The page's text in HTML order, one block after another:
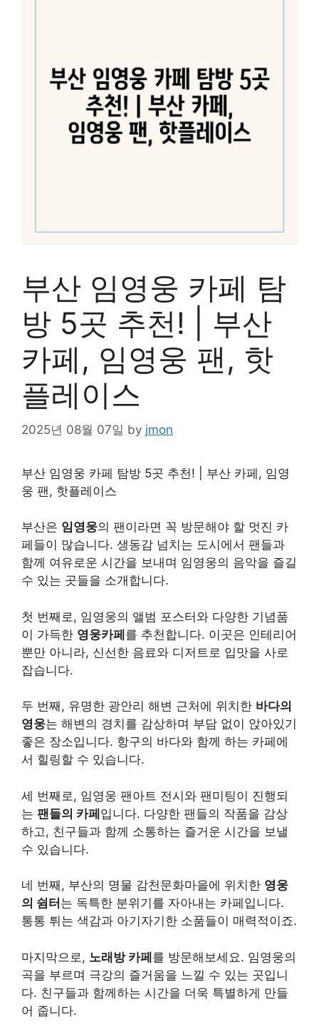
부산 임영웅 카페 탐
방 5곳 추천! | 부산
카페, 임영웅 팬, 핫
플레이스
2025년 08월 07일 by jmon
부산 임영웅 카페 탐방 5곳 추천! | 부산 카페, 임영
웅 팬, 핫플레이스
부산은 임영웅의 팬이라면 꼭 방문해야 할 멋진 카
페들이 많습니다. 생동감 넘치는 도시에서 팬들과
함께 여유로운 시간을 보내며 임영웅의 음악을 즐길
수 있는 곳들을 소개합니다.
첫 번째로, 임영웅의 앨범 포스터와 다양한 기념품
이 가득한 영웅카페를 추천합니다. 이곳은 인테리어
뿐만 아니라, 신선한 음료와 디저트로 입맛을 사로
잡습니다.
두 번째, 유명한 광안리 해변 근처에 위치한 바다의
영웅는 해변의 경치를 감상하며 부담 없이 앉아있기
좋은 장소입니다. 항구의 바다와 함께 하는 카페에
서 힐링할 수 있습니다.
세 번째로, 임영웅 팬아트 전시와 팬미팅이 진행되
는 팬들의 카페입니다. 다양한 팬들의 작품을 감상
하고, 친구들과 함께 소통하는 즐거운 시간을 보낼
수 있습니다.
네 번째, 부산의 명물 감천문화마을에 위치한 영웅
의 쉼터 는 독특한 분위기를 자아내는 카페입니다.
통통 튀는 색감과 아기자기한 소품들이 매력적이죠.
마지막으로, 노래방 카페를 방문해보세요. 임영웅의
곡을 부르며 극강의 즐거움을 느낄 수 있는 곳입니
다. 친구들과 함께하는 시간을 더욱 특별하게 만들
어 줍니다.